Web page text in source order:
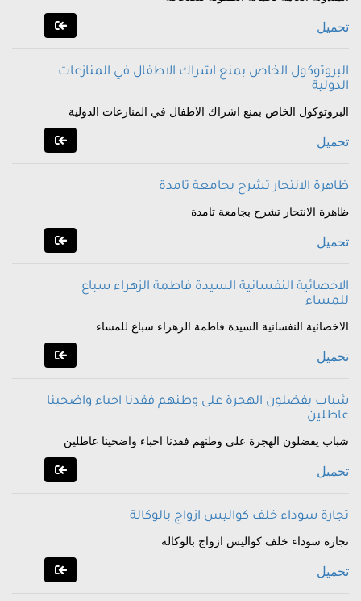
تحميل
البروتوكول الخاص بمنع اشراك الاطفال في المنازعات
الدولية
البروتوكول الخاص بمنع اشراك الاطفال في المنازعات الدولية
تحميل
ظاهرة الانتحار تشرح بجامعة تامدة
ظاهرة الانتحار تشرح بجامعة تامدة
تحميل
الاخصائية النفسانية السيدة فاطمة الزهراء سباع
للمساء
الاخصائية النفسانية السيدة فاطمة الزهراء سباع للمساء
تحميل
شباب يفضلون الهجرة على وطنهم فقدنا احباء واضحينا
عاطلين
شباب يفضلون الهجرة على وطنهم فقدنا احباء واضحينا عاطلين
تحميل
تجارة سوداء خلف كواليس ازواج بالوكالة
تجارة سوداء خلف كواليس ازواج بالوكالة
تحميل